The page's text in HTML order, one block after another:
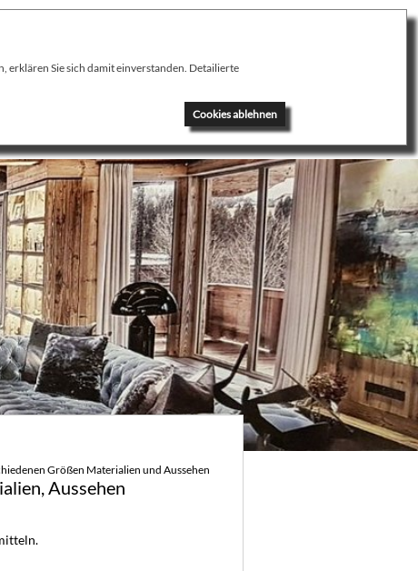
erklären Sie sich damit einverstanden. Detailierte
Cookies ablehnen
Größen Materialien und Aussehen
Aussehen